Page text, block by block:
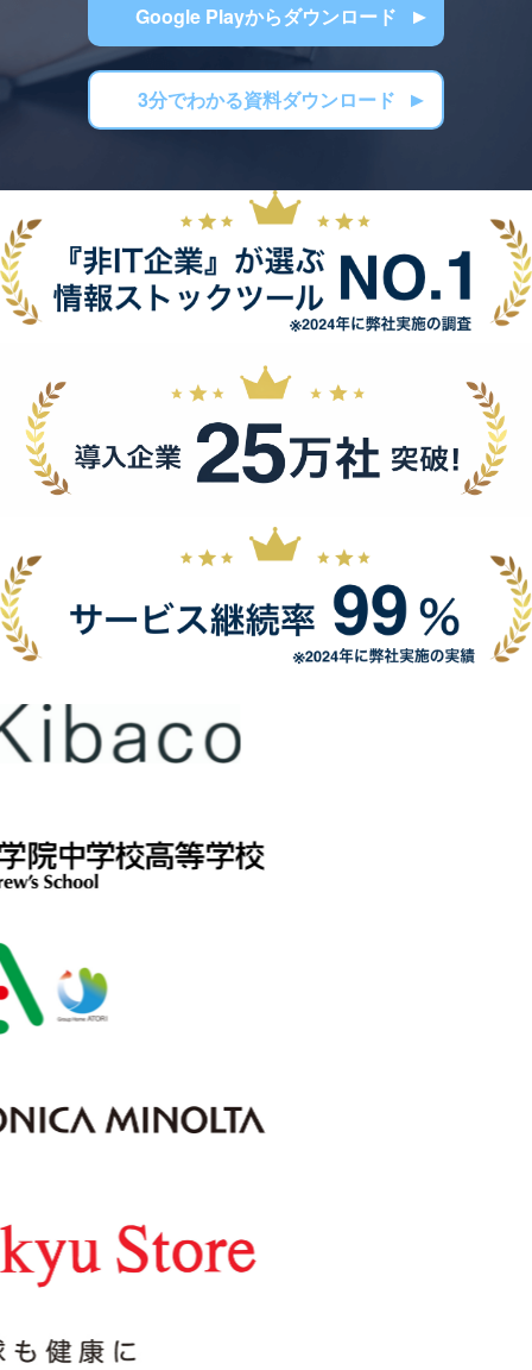
Google Playからダウンロード
3分でわかる資料ダウンロード